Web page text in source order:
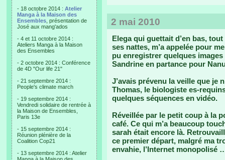
- 18 octobre 2014 : Atelier
Manga à la Maison des
Ensembles , présentation de
José aux mang'ados
- 4 et 11 octobre 2014 :
Ateliers Manga à la Maison
des Ensembles
- 2 octobre 2014 : Conférence
de 4D "Our life 21"
- 21 septembre 2014 :
People's climate march
- 19 septembre 2014 :
Vendredi solidaire de rentrée à
la Maison de Ensembles,
Paris 13e
- 15 septembre 2014 :
Réunion plénière de la
Coalition Cop21
- 13 septembre 2014 : Atelier
2 mai 2010
Elega qui guettait d’en bas,
ses nattes, m’a appelée pour
pu enregistrer quelques
Sandrine en partance pour
J’avais prévenu la veille que je
Thomas, le biologiste es-
quelques séquences en vidéo.
Réveillée par le petit coup à la
café. Ce qui m’a beaucoup
sarah était encore là.
ce premier départ, malgré ma
envahie, l’Internet monopolisé